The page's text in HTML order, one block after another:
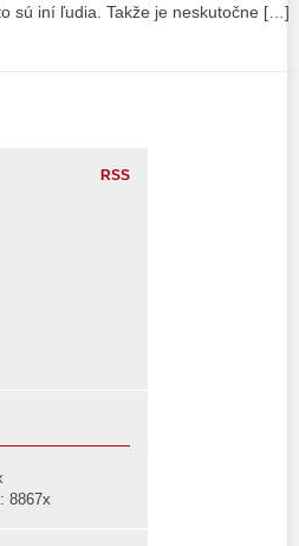
sú iní ľudia. Takže je neskutočne […]
RSS
8867x